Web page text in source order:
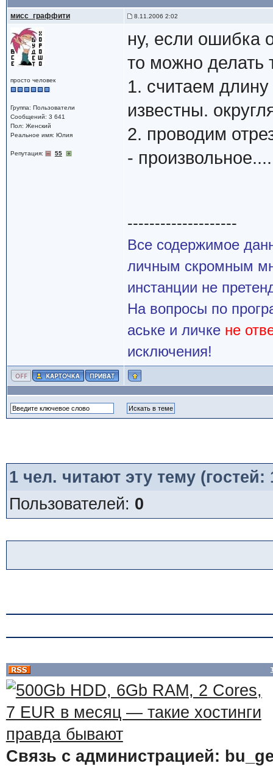
мисс_граффити 8.11.2006 2:02
просто человек
Группа: Пользователи
Сообщений: 3 641
Пол: Женский
Реальное имя: Юлия
Репутация: 55
ну, если ошибка
то можно делать
1. считаем длину
известны.
2. проводим
- произвольное....
--------------------
Все содержимое
личным скромным
инстанции не
На вопросы по
аське и личке не
исключения!
1чел. читают эту тему
Пользователей: 0
Связь с администрацией: